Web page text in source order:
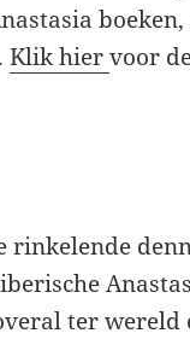
.Klik hiervoor
rinkelende
ter wereld